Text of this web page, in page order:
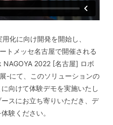
化に向け開発を開始し、
トメッセ名古屋で開催される
NAGOYA 2022 [名古屋] ロボ
-にて、このソリューションの
向けて体験デモを実施いたし
スにお立ち寄りいただき、デ
験ください。